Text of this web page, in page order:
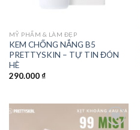
MỸ PHẨM & LÀM ĐẸP
KEM CHỐNG NẮNG B5
PRETTYSKIN – TỰ TIN ĐÓN
HÈ
290.000₫